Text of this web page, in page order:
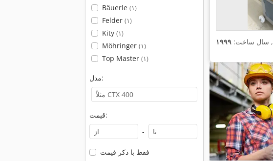
Bäuerle (۱)
Felder (۱)
Kity (۱)
Möhringer (۱)
Top Master (۱)
مدل:
قیمت:
-
فقط با ذکر قیمت
, سال ساخت: ۱۹۹۹